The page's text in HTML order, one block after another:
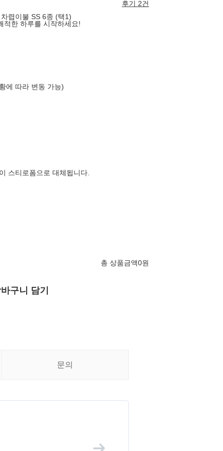
후기 2건
렵이불 SS 6종 (택1)
적한 하루를 시작하세요!
에 따라 변동 가능)
스티로폼으로 대체됩니다.
총 상품금액0원
구니 담기
문의